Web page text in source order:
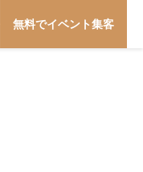
無料でイベント集客